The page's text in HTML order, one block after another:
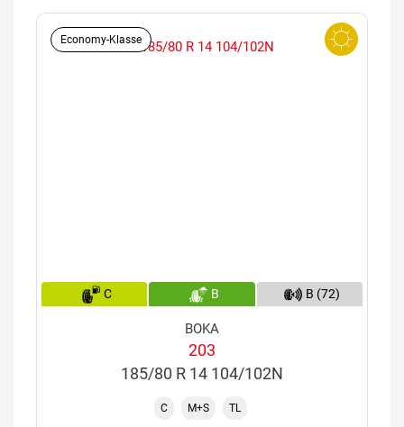
Economy-Klasse
C B B (72)
BOKA
203
185/80 R 14 104/102N
C M+S TL